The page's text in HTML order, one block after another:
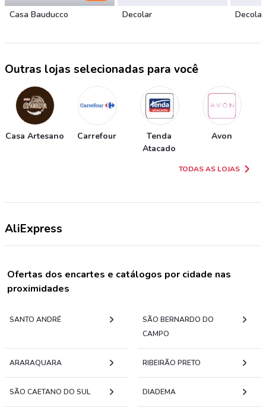
Casa Bauducco Decolar Decolar
Outras lojas selecionadas para você
Casa Artesano Carrefour
Tenda
Atacado
Avon
TODAS AS LOJAS
AliExpress
Ofertas dos encartes e catálogos por cidade nas
proximidades
SANTO ANDRÉ
SÃO BERNARDO DO
CAMPO
ARARAQUARA RIBEIRÃO PRETO
SÃO CAETANO DO SUL DIADEMA